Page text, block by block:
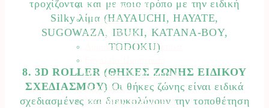
τροχίζονται και με ποιο τρόπο με την ειδική
Silky λίμα (HAYAUCHI, ΗΑΥΑΤΕ,
SUGOWAZA, IBUKI, KATANA-BOY,
TODOKU)
8. 3D ROLLER (ΘΗΚΕΣ ΖΩΝΗΣ ΕΙΔΙΚΟΥ
ΣΧΕΔΙΑΣΜΟΥ) Οι θήκες ζώνης είναι ειδικά
σχεδιασμένες και διευκολύνουν την τοποθέτηση
Ελαιοραβδιστικά
Τεμαχιστές
Αντλίες Νερού
Αρμοκόφτες Γεωτρύπανα
Αξεσουάρ Μηχανημάτων
Λιπαντικά
Μπαταρίες & Φορτιστές